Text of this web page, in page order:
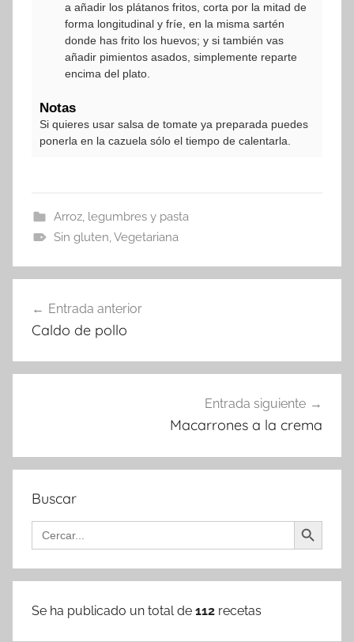
a añadir los plátanos fritos, corta por la mitad de
forma longitudinal y fríe, en la misma sartén
donde has frito los huevos; y si también vas
añadir pimientos asados, simplemente reparte
encima del plato.
Notas
Si quieres usar salsa de tomate ya preparada puedes
ponerla en la cazuela sólo el tiempo de calentarla.
Arroz, legumbres y pasta
Sin gluten,Vegetariana
de
Entrada anterior
Caldo de pollo
Entrada siguiente
Macarrones a la crema
Buscar
Buscar: Botón de búsqueda
Se ha publicado un total de 112 recetas